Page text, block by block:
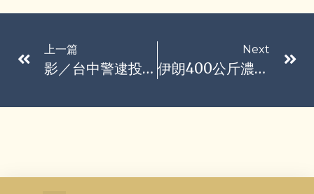
上一篇
影／台中警逮投資詐騙案70歲女車手 她無奈說需要錢
Next
伊朗400公斤濃縮鈾不保？以總理爆「掌握伊朗核材料位置」已告知美方